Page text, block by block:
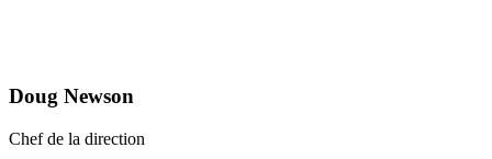
Doug Newson
Chef de la direction